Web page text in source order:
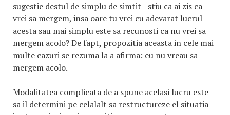
sugestie destul de simplu de simtit - stiu ca ai zis ca
vrei sa mergem, insa oare tu vrei cu adevarat lucrul
acesta sau mai simplu este sa recunosti ca nu vrei sa
mergem acolo? De fapt, propozitia aceasta in cele mai
multe cazuri se rezuma la a afirma: eu nu vreau sa
mergem acolo.
Modalitatea complicata de a spune acelasi lucru este
sa il determini pe celalalt sa restructureze el situatia